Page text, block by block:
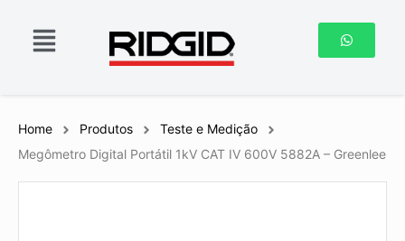
Home Produtos
Teste e Medição
Megômetro Digital Portátil 1kV CAT IV 600V 5882A – Greenlee